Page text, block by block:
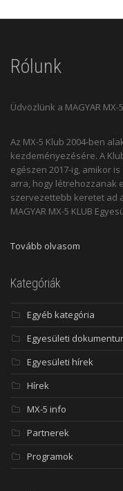
Rólunk
Üdvözlünk a MAGYAR
Az MX-5 Klub 2004-ben
kezdeményezésére. A
egészen 2017-ig, amikor
arra, hogy létrehozzanak
szervezettebb keretet ad
MAGYAR MX-5 KLUB
Tovább olvasom
Kategóriák
Egyéb kategória
Egyesületi
Egyesületi hírek
Hírek
MX-5 info
Partnerek
Programok